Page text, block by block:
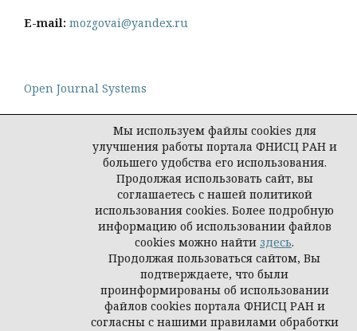
E-mail: mozgovai@yandex.ru
Open Journal Systems
Политика конфиденциальности персональных
© Социологическая наука и социальная практика,
Мы используем файлы cookies для
улучшения работы портала ФНИСЦ РАН и
большего удобства его использования.
Продолжая использовать сайт, вы
соглашаетесь с нашей политикой
использования cookies. Более подробную
информацию об использовании файлов
cookies можно найти здесь.
Продолжая пользоваться сайтом, Вы
подтверждаете, что были
проинформированы об использовании
файлов cookies портала ФНИСЦ РАН и
согласны с нашими правилами обработки